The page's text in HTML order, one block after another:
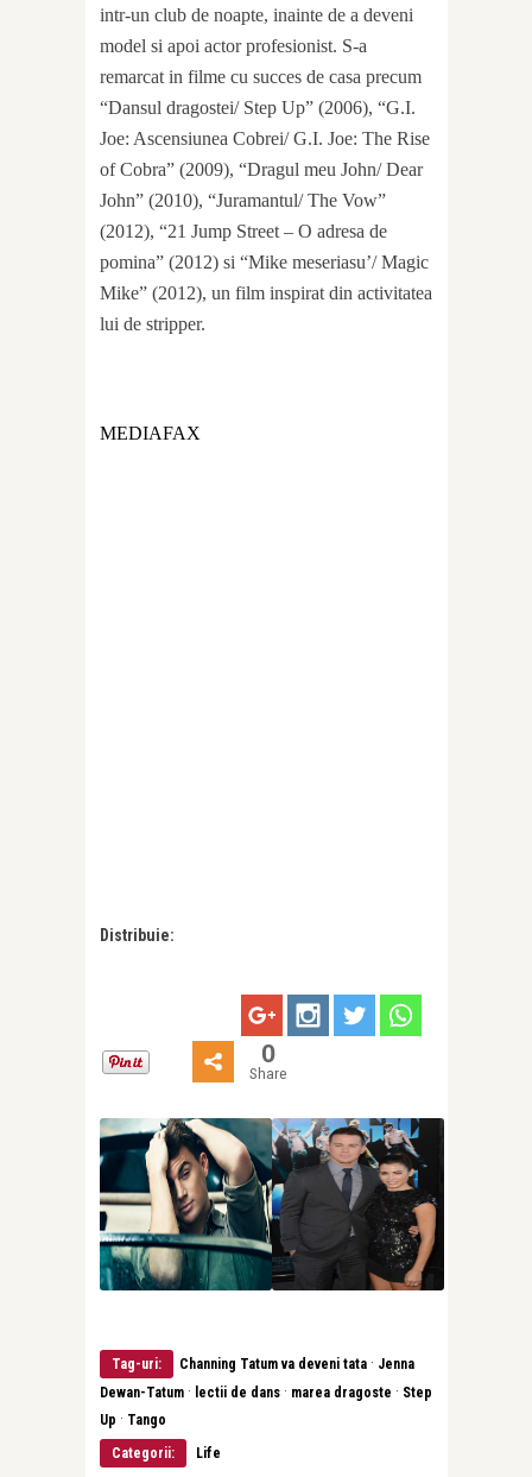
intr-un club de noapte, inainte de a deveni
model si apoi actor profesionist. S-a
remarcat in filme cu succes de casa precum
“Dansul dragostei/ Step Up” (2006), “G.I.
Joe: Ascensiunea Cobrei/ G.I. Joe: The Rise
of Cobra” (2009), “Dragul meu John/ Dear
John” (2010), “Juramantul/ The Vow”
(2012), “21 Jump Street – O adresa de
pomina” (2012) si “Mike meseriasu’/ Magic
Mike” (2012), un film inspirat din activitatea
lui de stripper.
MEDIAFAX
Distribuie:
0
Share
Tag-uri: Channing Tatum va deveni tata · Jenna
Dewan-Tatum · lectii de dans · marea dragoste · Step
Up · Tango
Categorii:
Life